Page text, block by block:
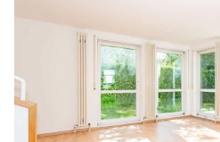
Referenzen
Tippgeber
Newsletter Wohnen
Investment